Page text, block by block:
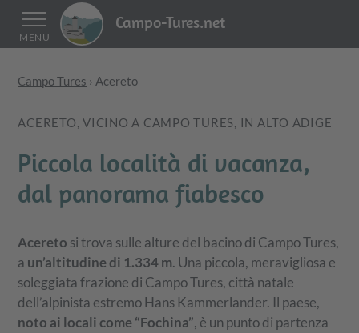
MENU
Campo-Tures.net
Campo Tures › Acereto
ACERETO, VICINO A CAMPO TURES, IN ALTO ADIGE
Piccola località di vacanza,
dal panorama fiabesco
Acereto si trova sulle alture del bacino di Campo Tures,
a un’altitudine di 1.334 m. Una piccola, meravigliosa e
soleggiata frazione di Campo Tures, città natale
dell’alpinista estremo Hans Kammerlander. Il paese,
noto ai locali come “Fochina”, è un punto di partenza